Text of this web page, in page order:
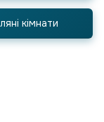
кімнати